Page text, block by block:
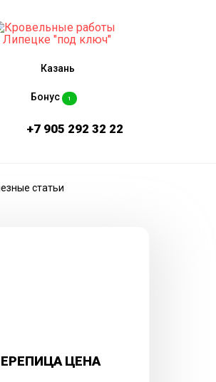
Казань
Бонус 1
+7 905 292 32 22
статьи
ЦЕНА